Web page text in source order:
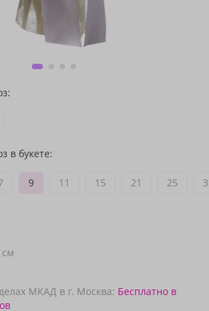
в букете:
9 11 15 21 25
см
МКАД в г. Москва: Бесплатно в